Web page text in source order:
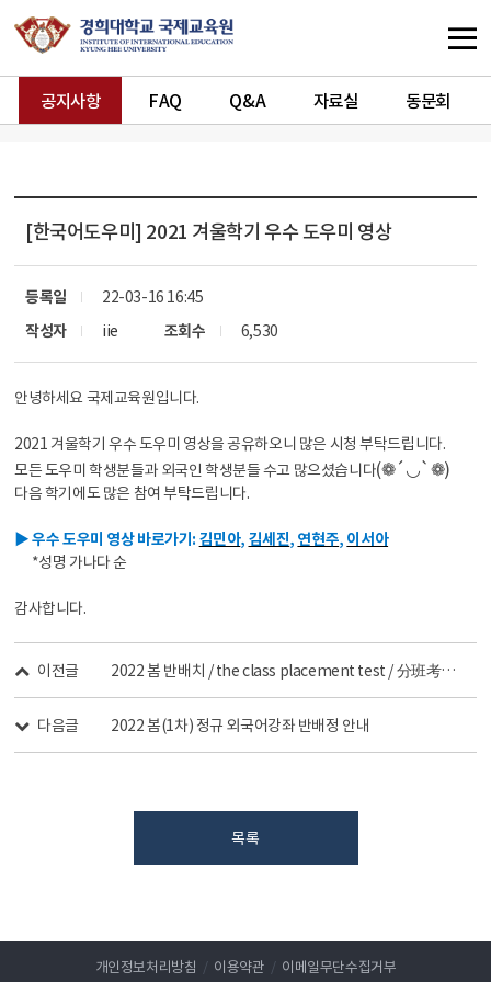
공지사항 FAQ Q&A 자료실 동문회
[한국어도우미] 2021 겨울학기 우수 도우미 영상
등록일
22-03-16 16:45
작성자
iie 조회수 6,530
안녕하세요 국제교육원입니다.
2021 겨울학기 우수 도우미 영상을 공유하오니 많은 시청 부탁드립니다.
모든 도우미 학생분들과 외국인 학생분들 수고 많으셨습니다(❁´◡`❁)
다음 학기에도 많은 참여 부탁드립니다.
▶ 우수 도우미 영상 바로가기: 김민아, 김세진, 연현주, 이서아
*성명 가나다 순
감사합니다.
이전글 2022 봄 반배치 / the class placement test / 分班考试 / クラス分けテスト 결과 안내
다음글 2022 봄(1차) 정규 외국어강좌 반배정 안내
목록
개인정보처리방침 / 이용약관 / 이메일무단수집거부